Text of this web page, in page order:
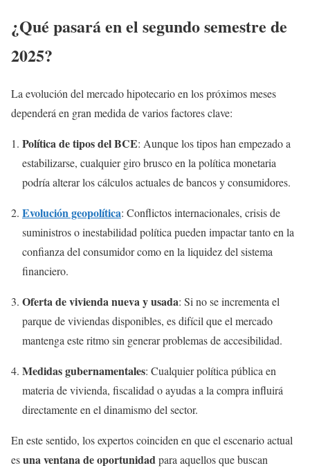
¿Qué pasará en el segundo semestre de
2025?
La evolución del mercado hipotecario en los próximos meses
dependerá en gran medida de varios factores clave:
Política de tipos del BCE: Aunque los tipos han empezado a
estabilizarse, cualquier giro brusco en la política monetaria
podría alterar los cálculos actuales de bancos y consumidores.
Evolución geopolítica: Conflictos internacionales, crisis de
suministros o inestabilidad política pueden impactar tanto en la
confianza del consumidor como en la liquidez del sistema
financiero.
Oferta de vivienda nueva y usada: Si no se incrementa el
parque de viviendas disponibles, es difícil que el mercado
mantenga este ritmo sin generar problemas de accesibilidad.
Medidas gubernamentales: Cualquier política pública en
materia de vivienda, fiscalidad o ayudas a la compra influirá
directamente en el dinamismo del sector.
En este sentido, los expertos coinciden en que el escenario actual
esuna ventana de oportunidad para aquellos que buscan